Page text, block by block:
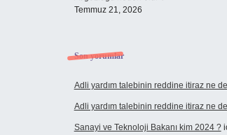
Temmuz 21, 2026
Son yorumlar
Adli yardım talebinin reddine itiraz ne
Adli yardım talebinin reddine itiraz ne
Sanayi ve Teknoloji Bakanı kim 2024 ?